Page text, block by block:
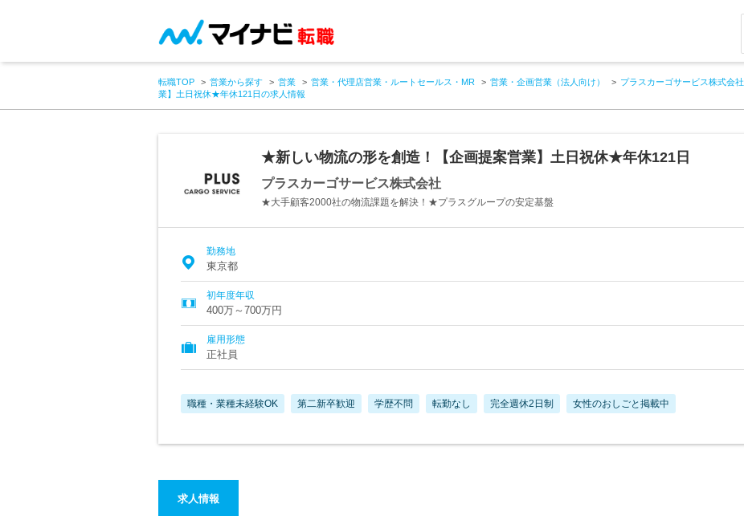
転職TOP 営業から探す 営業 営業・代理店営業・ルートセールス・MR 営業・企画営業（法人向け） プラスカーゴサービス株式会社
業】土日祝休★年休121日の求人情報
★新しい物流の形を創造！【企画提案営業】土日祝休★年休121日
プラスカーゴサービス株式会社
★大手顧客2000社の物流課題を解決！★プラスグループの安定基盤
勤務地
東京都
初年度年収
400万～700万円
雇用形態
正社員
職種・業種未経験OK 第二新卒歓迎 学歴不問 転勤なし 完全週休2日制 女性のおしごと掲載中
求人情報